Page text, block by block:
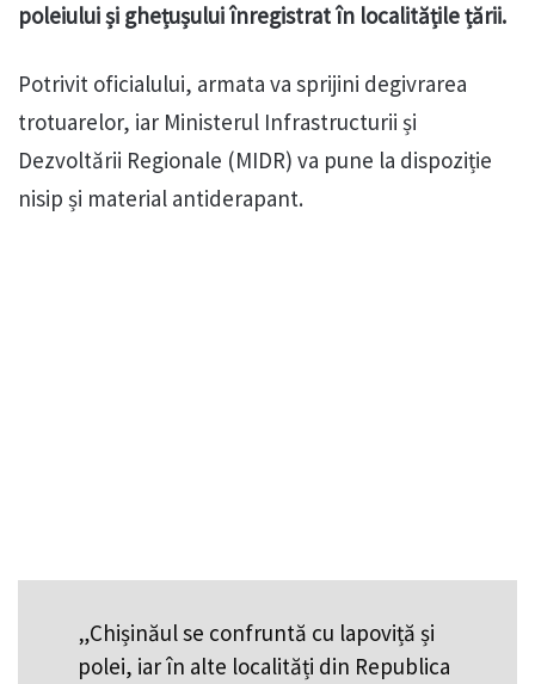
poleiului și ghețușului înregistrat în localitățile țării.
Potrivit oficialului, armata va sprijini degivrarea
trotuarelor, iar Ministerul Infrastructurii și
Dezvoltării Regionale (MIDR) va pune la dispoziție
nisip și material antiderapant.
„Chișinăul se confruntă cu lapoviță și
polei, iar în alte localități din Republica